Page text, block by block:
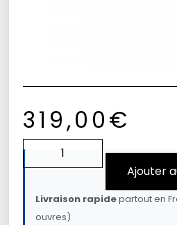
319,00€
Ajouter
Livraison rapidepartout en
ouvres)